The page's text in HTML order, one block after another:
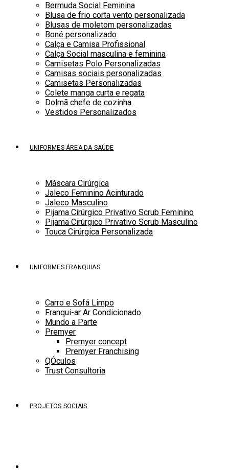
Bermuda Social Feminina
Blusa de frio corta vento personalizada
Blusas de moletom personalizadas
Boné personalizado
Calça e Camisa Profissional
Calça Social masculina e feminina
Camisetas Polo Personalizadas
Camisas sociais personalizadas
Camisetas Personalizadas
Colete manga curta e regata
Dolmã chefe de cozinha
Vestidos Personalizados
UNIFORMES ÁREA DA SAÚDE
Máscara Cirúrgica
Jaleco Feminino Acinturado
Jaleco Masculino
Pijama Cirúrgico Privativo Scrub Feminino
Pijama Cirúrgico Privativo Scrub Masculino
Touca Cirúrgica Personalizada
UNIFORMES FRANQUIAS
Carro e Sofá Limpo
Franqui-ar Ar Condicionado
Mundo a Parte
Premyer
Premyer concept
Premyer Franchising
QÓculos
Trust Consultoria
PROJETOS SOCIAIS